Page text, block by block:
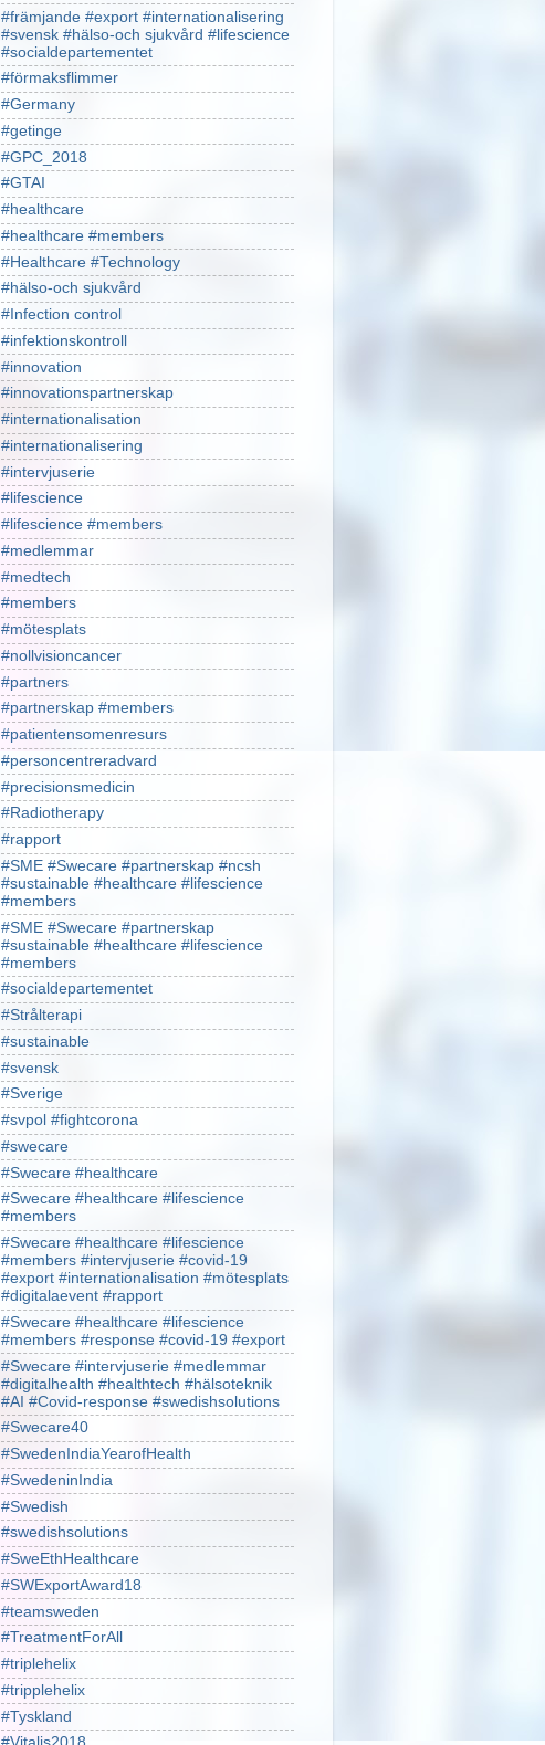
#främjande #export #internationalisering
#svensk #hälso-och sjukvård #lifescience
#socialdepartementet
#förmaksflimmer
#Germany
#getinge
#GPC_2018
#GTAI
#healthcare
#healthcare #members
#Healthcare #Technology
#hälso-och sjukvård
#Infection control
#infektionskontroll
#innovation
#innovationspartnerskap
#internationalisation
#internationalisering
#intervjuserie
#lifescience
#lifescience #members
#medlemmar
#medtech
#members
#mötesplats
#nollvisioncancer
#partners
#partnerskap #members
#patientensomenresurs
#personcentreradvard
#precisionsmedicin
#Radiotherapy
#rapport
#SME #Swecare #partnerskap #ncsh
#sustainable #healthcare #lifescience
#members
#SME #Swecare #partnerskap
#sustainable #healthcare #lifescience
#members
#socialdepartementet
#Strålterapi
#sustainable
#svensk
#Sverige
#svpol #fightcorona
#swecare
#Swecare #healthcare
#Swecare #healthcare #lifescience
#members
#Swecare #healthcare #lifescience
#members #intervjuserie #covid-19
#export #internationalisation #mötesplats
#digitalaevent #rapport
#Swecare #healthcare #lifescience
#members #response #covid-19 #export
#Swecare #intervjuserie #medlemmar
#digitalhealth #healthtech #hälsoteknik
#AI #Covid-response #swedishsolutions
#Swecare40
#SwedenIndiaYearofHealth
#SwedeninIndia
#Swedish
#swedishsolutions
#SweEthHealthcare
#SWExportAward18
#teamsweden
#TreatmentForAll
#triplehelix
#tripplehelix
#Tyskland